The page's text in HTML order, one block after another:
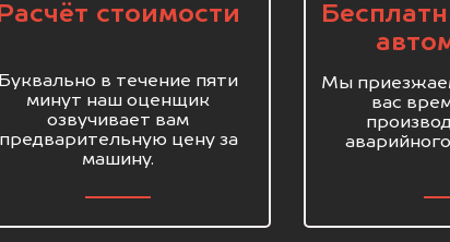
Расчёт стоимости
Буквально в течение пяти
минут наш оценщик
озвучивает вам
предварительную цену за
машину.
Мы
вас